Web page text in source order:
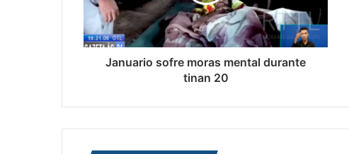
Januario sofre moras mental durante
tinan 20